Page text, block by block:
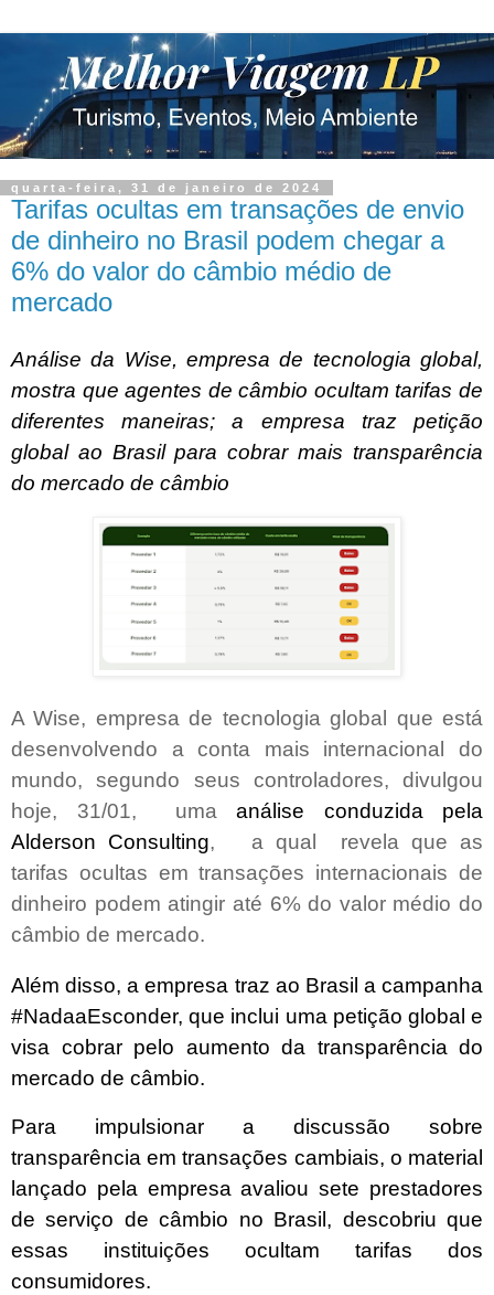
quarta-feira, 31 de janeiro de 2024
Tarifas ocultas em transações de envio
de dinheiro no Brasil podem chegar a
6% do valor do câmbio médio de
mercado
Análise da Wise, empresa de tecnologia global,
mostra que agentes de câmbio ocultam tarifas de
diferentes maneiras; a empresa traz petição
global ao Brasil para cobrar mais transparência
do mercado de câmbio
A Wise, empresa de tecnologia global que está
desenvolvendo a conta mais internacional do
mundo, segundo seus controladores, divulgou
hoje, 31/01,
uma análise conduzida pela
Alderson Consulting, a qual
revela que as
tarifas ocultas em transações internacionais de
dinheiro podem atingir até 6% do valor médio do
câmbio de mercado.
Além disso, a empresa traz ao Brasil a campanha
#NadaaEsconder, que inclui uma petição global e
visa cobrar pelo aumento da transparência do
mercado de câmbio.
Para impulsionar a discussão sobre
transparência em transações cambiais, o material
lançado pela empresa avaliou sete prestadores
de serviço de câmbio no Brasil, descobriu que
essas instituições ocultam tarifas dos
consumidores.